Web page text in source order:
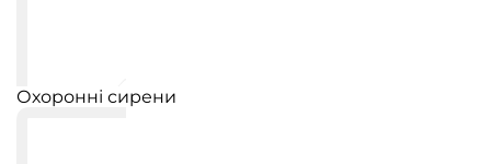
Охоронні сирени